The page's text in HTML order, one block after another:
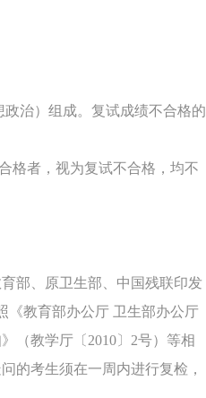
治）组成。复试成绩不合格的
格者，视为复试不合格，均不
部、原卫生部、中国残联印发
《教育部办公厅 卫生部办公厅
（教学厅〔2010〕2号）等相
的考生须在一周内进行复检，